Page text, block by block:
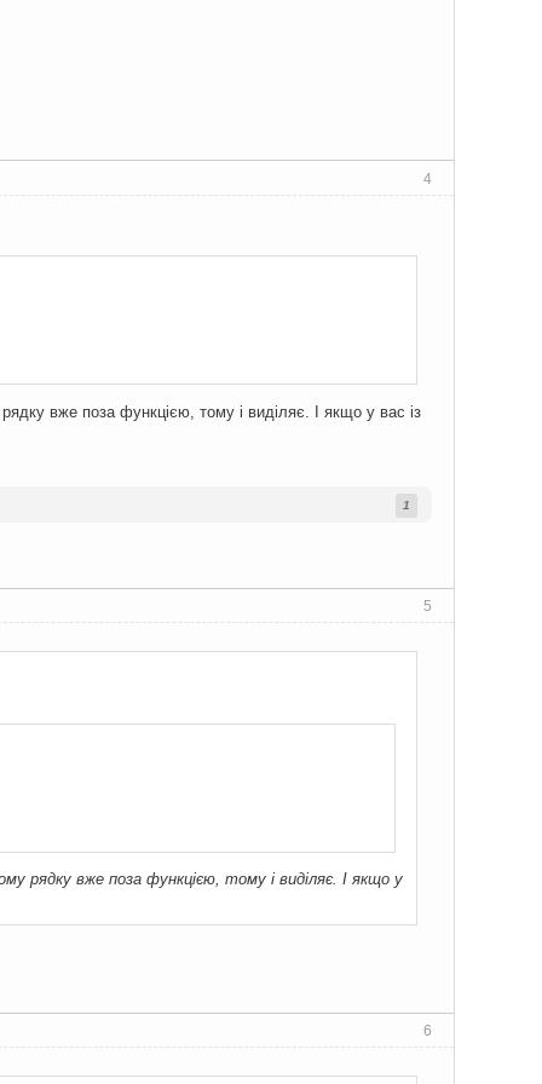
4
вже поза функцією, тому і виділяє. І якщо у вас із
1
5
рядку вже поза функцією, тому і виділяє. І якщо у
6